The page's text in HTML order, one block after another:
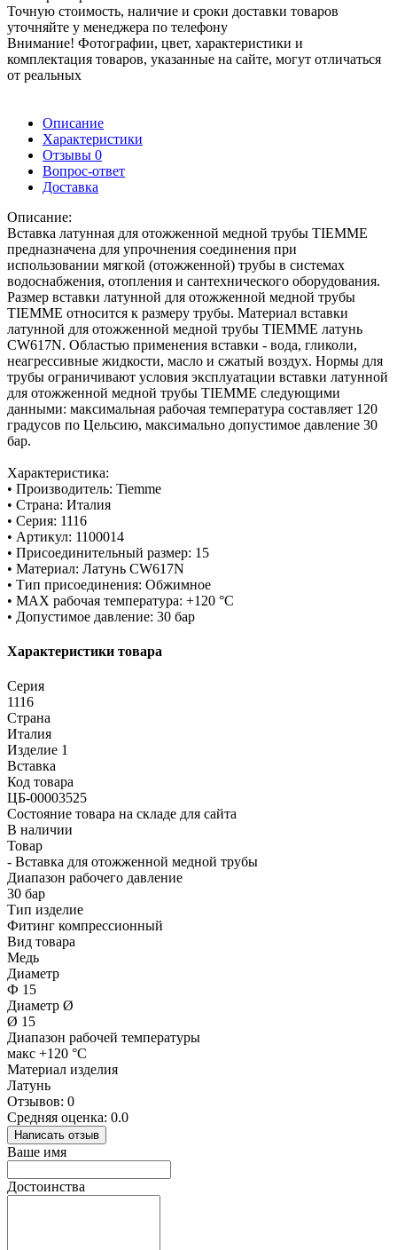
Точную стоимость, наличие и сроки доставки товаров
уточняйте у менеджера по телефону
Внимание! Фотографии, цвет, характеристики и
комплектация товаров, указанные на сайте, могут отличаться
от реальных
Описание
Характеристики
Отзывы 0
Вопрос-ответ
Доставка
Описание:
Вставка латунная для отожженной медной трубы TIEMME
предназначена для упрочнения соединения при
использовании мягкой (отожженной) трубы в системах
водоснабжения, отопления и сантехнического оборудования.
Размер вставки латунной для отожженной медной трубы
TIEMME относится к размеру трубы. Материал вставки
латунной для отожженной медной трубы TIEMME латунь
CW617N. Областью применения вставки - вода, гликоли,
неагрессивные жидкости, масло и сжатый воздух. Нормы для
трубы ограничивают условия эксплуатации вставки латунной
для отожженной медной трубы TIEMME следующими
данными: максимальная рабочая температура составляет 120
градусов по Цельсию, максимально допустимое давление 30
бар.
Характеристика:
• Производитель: Tiemme
• Страна: Италия
• Серия: 1116
• Артикул: 1100014
• Присоединительный размер: 15
• Материал: Латунь CW617N
• Тип присоединения: Обжимное
• MAX рабочая температура: +120 °C
• Допустимое давление: 30 бар
Характеристики товара
Серия
1116
Страна
Италия
Изделие 1
Вставка
Код товара
ЦБ-00003525
Состояние товара на складе для сайта
В наличии
Товар
- Вставка для отожженной медной трубы
Диапазон рабочего давление
30 бар
Тип изделие
Фитинг компрессионный
Вид товара
Медь
Диаметр
Ф 15
Диаметр Ø
Ø 15
Диапазон рабочей температуры
макс +120 °C
Материал изделия
Латунь
Отзывов: 0
Средняя оценка: 0.0
Написать отзыв
Ваше имя
Достоинства